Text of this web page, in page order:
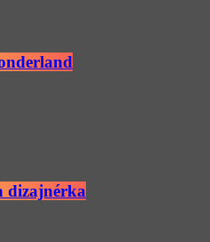
dizajnérka